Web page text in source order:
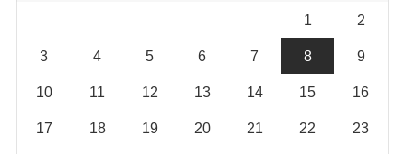
1 2
3 4 5 6 7 8 9
10 11 12 13 14 15 16
17 18 19 20 21 22 23